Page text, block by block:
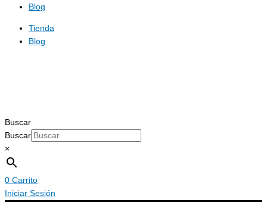
Blog
Tienda
Blog
Buscar
Buscar
×
0 Carrito
Iniciar Sesión